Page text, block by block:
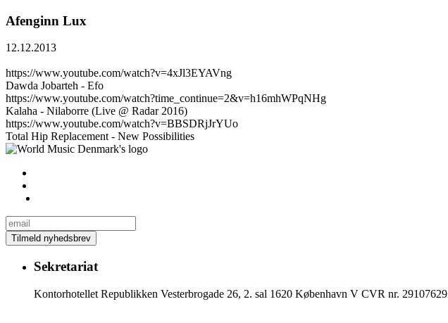
Afenginn Lux
12.12.2013
https://www.youtube.com/watch?v=4xJl3EYAVng
Dawda Jobarteh - Efo
https://www.youtube.com/watch?time_continue=2&v=h16mhWPqNHg
Kalaha - Nilaborre (Live @ Radar 2016)
https://www.youtube.com/watch?v=BBSDRjJrYUo
Total Hip Replacement - New Possibilities
Sekretariat
Kontorhotellet Republikken Vesterbrogade 26, 2. sal 1620 København V CVR nr. 29107629